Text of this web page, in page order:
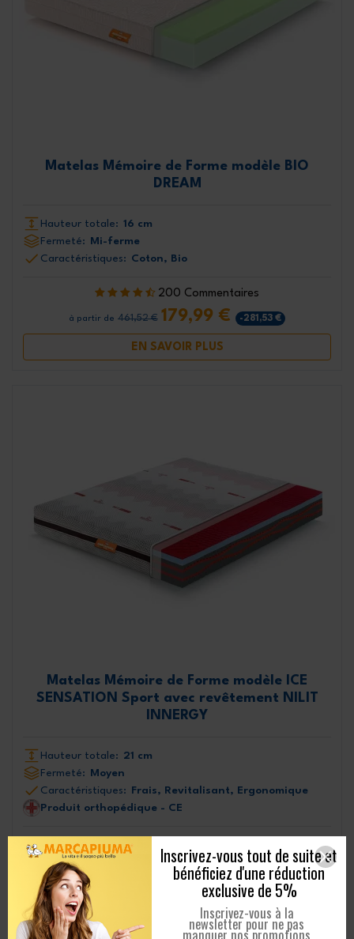
Matelas Mémoire de Forme modèle BIO
DREAM
Hauteur totale: 16 cm
Fermeté:
Mi-ferme
Caractéristiques: Coton, Bio
200 Commentaires
à partir de 461,52 € 179,99 € -281,53 €
EN SAVOIR PLUS
Matelas Mémoire de Forme modèle ICE
SENSATION Sport avec revêtement NILIT
INNERGY
Hauteur totale: 21 cm
Fermeté: Moyen
Caractéristiques: Frais, Revitalisant, Ergonomique
Produit orthopédique - CE
à partir de 371,99 € -581,83 €
EN SAVOIR PLUS
Inscrivez-vous tout de suite et
bénéficiez d'une réduction
exclusive de 5%
Inscrivez-vous à la
newsletter pour ne pas
manquer nos promotions